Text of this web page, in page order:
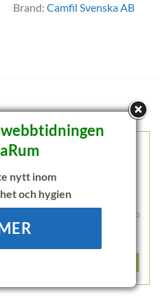
Brand: Camfil Svenska AB
nytt inom
och hygien